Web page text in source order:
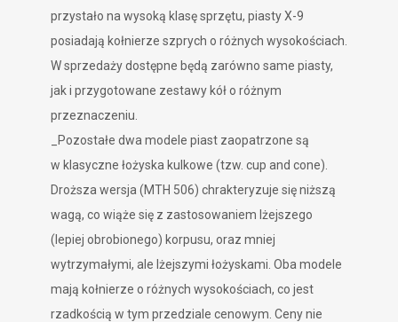
przystało na wysoką klasę sprzętu, piasty X-9
posiadają kołnierze szprych o różnych wysokościach.
W sprzedaży dostępne będą zarówno same piasty,
jak i przygotowane zestawy kół o różnym
przeznaczeniu.
_Pozostałe dwa modele piast zaopatrzone są
w klasyczne łożyska kulkowe (tzw. cup and cone).
Droższa wersja (MTH 506) chrakteryzuje się niższą
wagą, co wiąże się z zastosowaniem lżejszego
(lepiej obrobionego) korpusu, oraz mniej
wytrzymałymi, ale lżejszymi łożyskami. Oba modele
mają kołnierze o różnych wysokościach, co jest
rzadkością w tym przedziale cenowym. Ceny nie